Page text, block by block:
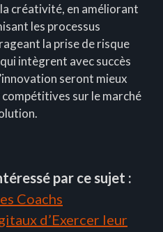
créativité, en améliorant
les processus
la prise de risque
intègrent avec succès
seront mieux
sur le marché
par ce sujet :
Coachs
d’Exercer leur